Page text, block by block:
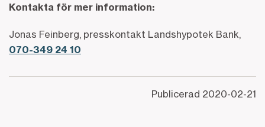
Kontakta för mer information:
Jonas Feinberg, presskontakt Landshypotek Bank,
070-349 24 10
Publicerad 2020-02-21